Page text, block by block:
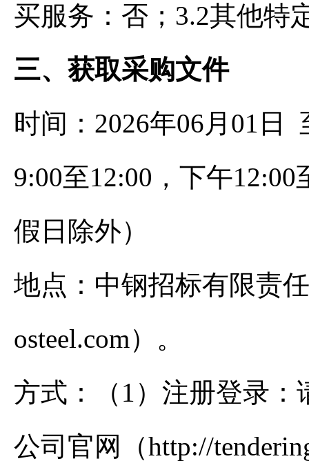
买服务：否；3.2其他特
三、获取采购文件
时间：2026年06月01日
9:00至12:00，下午
假日除外）
地点：中钢招标有限责
osteel.com）。
方式：（1）注册登录
公司官网（http://